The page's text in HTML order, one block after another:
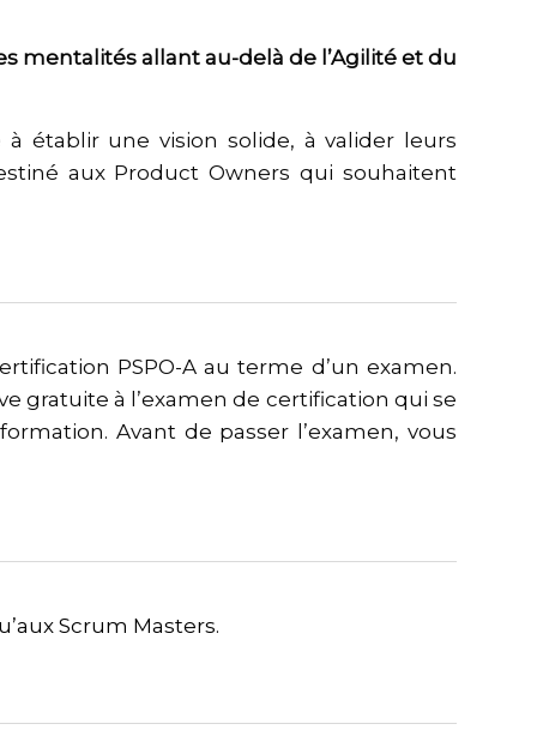
mentalités allant au-delà de l’Agilité et du
établir une vision solide, à valider leurs
aux Product Owners qui souhaitent
PSPO-A au terme d’un examen.
gratuite à l’examen de certification qui se
Avant de passer l’examen, vous
Scrum Masters.